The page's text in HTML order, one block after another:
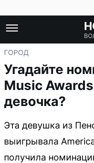
ГОРОД
Угадайте
Music
девочка?
Эта девушка из
выигрывала
получила